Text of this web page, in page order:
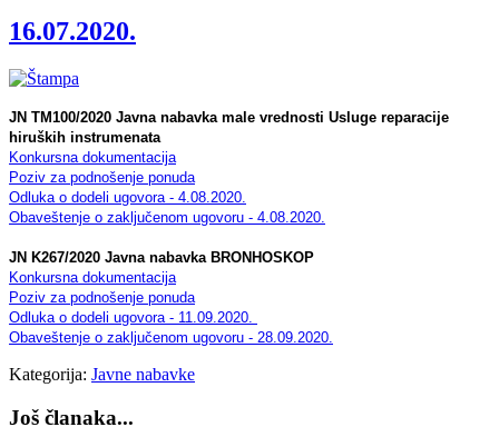
16.07.2020.
JN TM100/2020 Javna nabavka male vrednosti Usluge reparacije
hiruških instrumenata
Konkursna dokumentacija
Poziv za podnošenje ponuda
Odluka o dodeli ugovora - 4.08.2020.
Obaveštenje o zaključenom ugovoru - 4.08.2020.
JN K267/2020 Javna nabavka BRONHOSKOP
Konkursna dokumentacija
Poziv za podnošenje ponuda
Odluka o dodeli ugovora - 11.09.2020.
Obaveštenje o zaključenom ugovoru - 28.09.2020.
Kategorija: Javne nabavke
Još članaka...